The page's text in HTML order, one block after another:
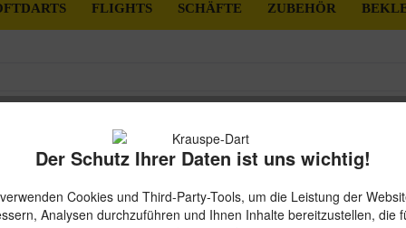
FLIGHTS SCHÄFTE ZUBEHÖR
Der Schutz Ihrer Daten ist uns wichtig!
Cookies und Third-Party-Tools, um die Leistung der
Analysen durchzuführen und Ihnen Inhalte bereitzustellen, die
Bulls
16,95
Gesamtpreis: